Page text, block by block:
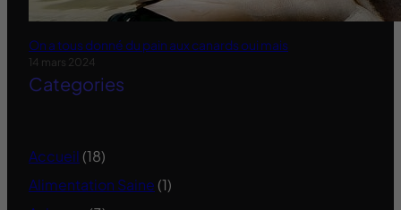
On a tous donné du pain aux canards oui mais
14 mars 2024
Categories
Accueil (18)
Alimentation Saine (1)